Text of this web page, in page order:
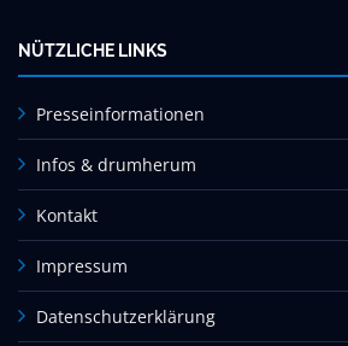
NÜTZLICHE LINKS
Presseinformationen
Infos & drumherum
Kontakt
Impressum
Datenschutzerklärung